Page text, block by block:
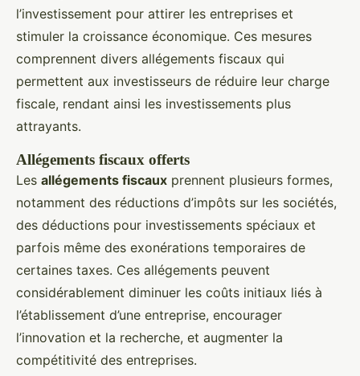
l’investissement pour attirer les entreprises et
stimuler la croissance économique. Ces mesures
comprennent divers allégements fiscaux qui
permettent aux investisseurs de réduire leur charge
fiscale, rendant ainsi les investissements plus
attrayants.
Allégements fiscaux offerts
Les allégements fiscaux prennent plusieurs formes,
notamment des réductions d’impôts sur les sociétés,
des déductions pour investissements spéciaux et
parfois même des exonérations temporaires de
certaines taxes. Ces allégements peuvent
considérablement diminuer les coûts initiaux liés à
l’établissement d’une entreprise, encourager
l’innovation et la recherche, et augmenter la
compétitivité des entreprises.